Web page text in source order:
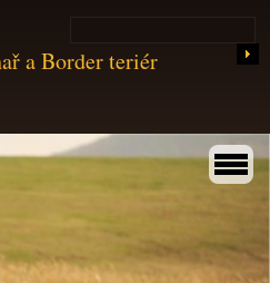
a Border teriér